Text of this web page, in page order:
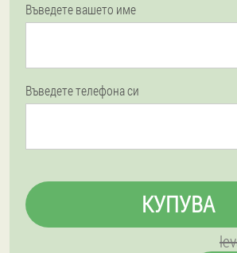
Въведете вашето име
Въведете телефона си
КУПУВА